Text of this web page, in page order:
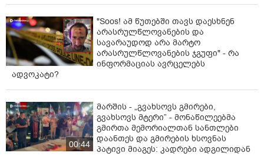
"Soos! ამ წუთებში თავს დაესხნენ
არასრულწლოვანების და
სავარაუდოდ არა მარტო
არასრულწლოვანების ჯგუფი" - რა
ინფორმაციას ავრცელებს
ადვოკატი?
00:44
მარშის - „გვახსოვს გმირები,
გვახსოვს მტერი” - მონაწილეებმა
გმირთა მემორიალთან სანთლები
დაანთეს და გმირების ხსოვნას
პატივი მიაგეს: კადრები ადგილიდან